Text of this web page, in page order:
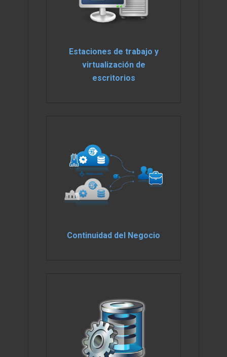
Estaciones de trabajo y
virtualización de
escritorios
Continuidad del Negocio